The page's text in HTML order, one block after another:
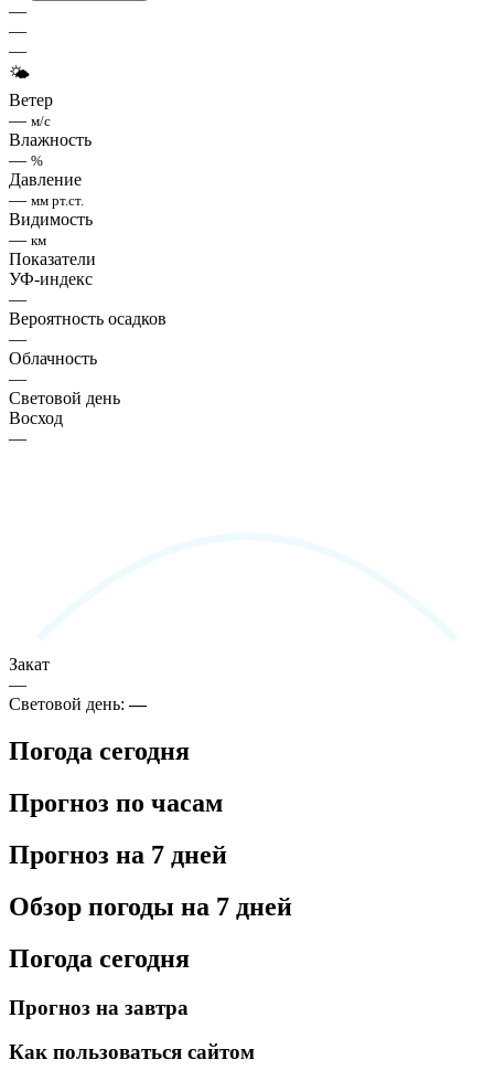
—
—
—
🌤
Ветер
— м/с
Влажность
— %
Давление
— мм рт.ст.
Видимость
— км
Показатели
УФ-индекс
—
Вероятность осадков
—
Облачность
—
Световой день
Восход
—
Закат
—
Световой день:—
Погода сегодня
Прогноз по часам
Прогноз на 7 дней
Обзор погоды на 7 дней
Погода сегодня
Прогноз на завтра
Как пользоваться сайтом